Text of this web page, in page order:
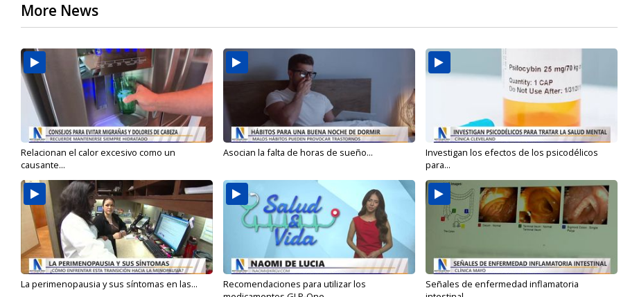
More News
Relacionan el calor excesivo como un
causante...
Asocian la falta de horas de sueño...
Investigan los efectos de los psicodélicos
para...
La perimenopausia y sus síntomas en las...
Recomendaciones para utilizar los
Señales de enfermedad inflamatoria